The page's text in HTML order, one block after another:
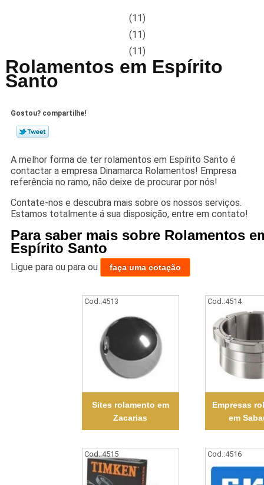
(11)
(11)
(11)
Rolamentos em Espírito
Santo
Gostou? compartilhe!
A melhor forma de ter rolamentos em Espírito Santo é
contactar a empresa Dinamarca Rolamentos! Empresa
referência no ramo, não deixe de procurar por nós!
Contate-nos e descubra mais sobre os nossos serviços.
Estamos totalmente á sua disposição, entre em contato!
Para saber mais sobre Rolamentos
Espírito Santo
Ligue para ou para ou faça uma cotação
Cod.:4513
Sites rolamento em
Zacarias
Cod.:4514
Empresas
em
Cod.:4515 Cod.:4516